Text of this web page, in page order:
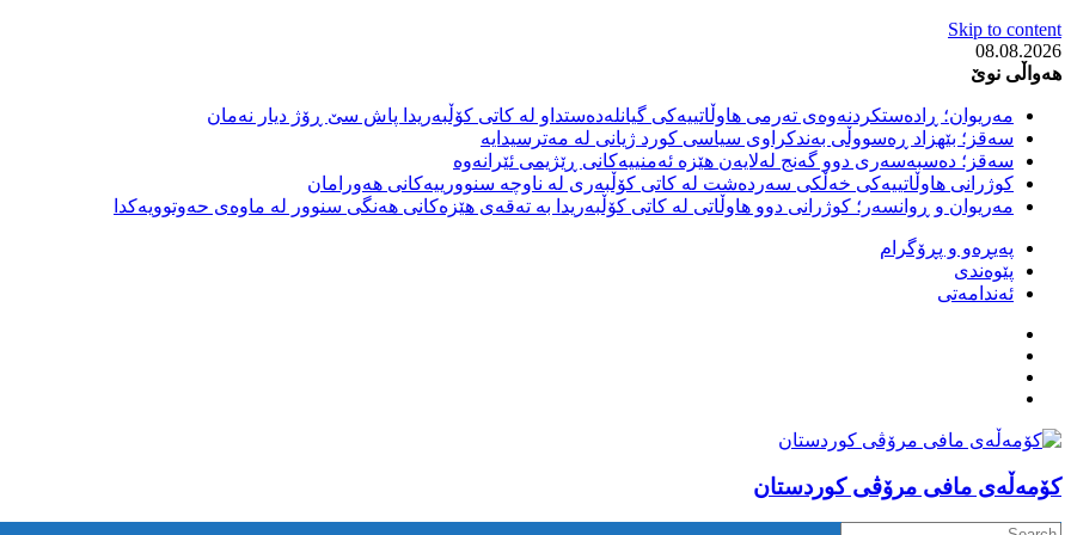
Skip to content
08.08.2026
هەواڵی نوێ
مەریوان؛ ڕادەستکردنەوەی تەرمی هاوڵاتییەکی گیانلەدەستداو لە کاتی کۆڵبەریدا پاش سێ ڕۆژ دیار نەمان
سەقز؛ بێهزاد ڕەسووڵی بەندکراوی سیاسی کورد ژیانی لە مەترسیدایە
سەقز؛ دەسبەسەری دوو گەنج لەلایەن هێزە ئەمنییەکانی ڕێژیمی ئێرانەوە
کوژرانی هاوڵاتییەکی خەڵکی سەردەشت لە کاتی کۆڵبەری لە ناوچە سنوورییەکانی هەورامان
مەریوان و ڕوانسەر؛ کوژرانی دوو هاوڵاتی لە کاتی کۆڵبەریدا بە تەقەی هێزەکانی هەنگی سنوور لە ماوەی حەوتوویەکدا
پەیڕەو و پڕۆگرام
پێوەندی
ئەندامەتی
كۆمه‌ڵه‌ی مافی مرۆڤی کوردستان